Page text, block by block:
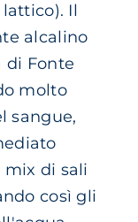
Il
alcalino
di Fonte
molto
sangue,
mix di sali
così gli